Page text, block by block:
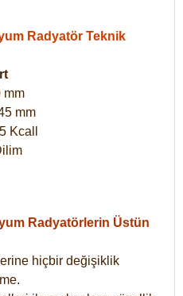
Radyatör Teknik
mm
mm
Kcall
Radyatörlerin Üstün
hiçbir değişiklik